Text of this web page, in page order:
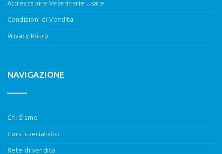
Attrezzature Veterinarie Usate
Condizioni di Vendita
Privacy Policy
NAVIGAZIONE
Chi Siamo
Corsi specialistici
Rete di vendita